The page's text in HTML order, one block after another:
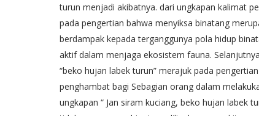
turun menjadi akibatnya. dari ungkapan kalimat
pada pengertian bahwa menyiksa binatang
berdampak kepada terganggunya pola hidup
aktif dalam menjaga ekosistem fauna.
“beko hujan labek turun” merajuk pada
penghambat bagi Sebagian orang dalam
ungkapan “ Jan siram kuciang, beko hujan labek